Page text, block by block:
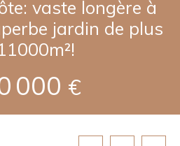
vaste longère à
jardin de plus
000 €